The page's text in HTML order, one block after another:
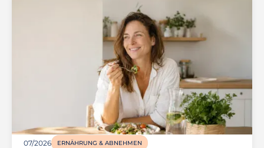
07/2026 ERNÄHRUNG & ABNEHMEN